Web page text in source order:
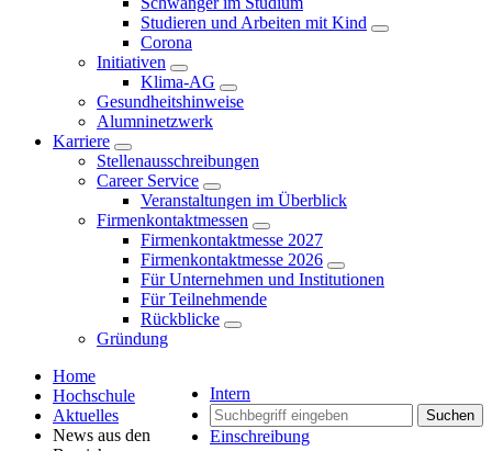
Studieren und Arbeiten mit Kind
Corona
Initiativen
Klima-AG
Gesundheitshinweise
Alumninetzwerk
Karriere
Stellenausschreibungen
Career Service
Veranstaltungen im Überblick
Firmenkontaktmessen
Firmenkontaktmesse 2027
Firmenkontaktmesse 2026
Für Unternehmen und Institutionen
Für Teilnehmende
Rückblicke
Gründung
Intern
Suchen
Einschreibung
Home
Hochschule
Aktuelles
News aus den